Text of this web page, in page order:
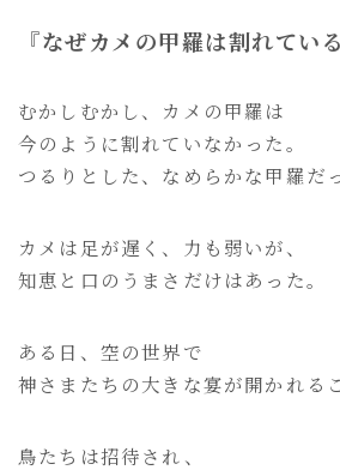
『なぜカメの甲羅は割れてい
むかしむかし、カメの甲羅は
今のように割れていなかった。
つるりとした、なめらかな甲羅だ
カメは足が遅く、力も弱いが、
知恵と口のうまさだけはあった。
ある日、空の世界で
神さまたちの大きな宴が開かれる
鳥たちは招待され、